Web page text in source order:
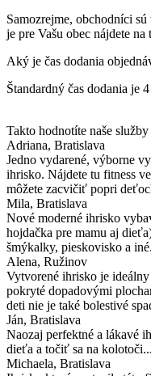
Samozrejme, obchodníci
je pre Vašu obec nájdete na
Aký je čas dodania
Štandardný čas dodania je
Takto hodnotíte naše služby
Adriana, Bratislava
Jedno vydarené, výborne
ihrisko. Nájdete tu fitness
môžete zacvičiť popri
Mila, Bratislava
Nové moderné ihrisko
hojdačka pre mamu aj
šmýkalky, pieskovisko a iné.
Alena, Ružinov
Vytvorené ihrisko je
pokryté dopadovými
deti nie je také bolestivé
Ján, Bratislava
Naozaj perfektné a lákavé
dieťa a točiť sa na kolotoči...
Michaela, Bratislava